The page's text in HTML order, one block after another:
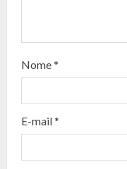
a
d
n
g
Nome*
E-mail*